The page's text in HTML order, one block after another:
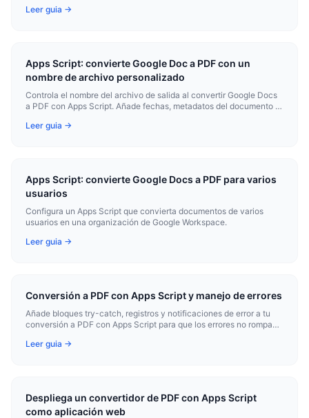
Leer guia →
Apps Script: convierte Google Doc a PDF con un
nombre de archivo personalizado
Controla el nombre del archivo de salida al convertir Google Docs
a PDF con Apps Script. Añade fechas, metadatos del documento o
Leer guia →
Apps Script: convierte Google Docs a PDF para varios
usuarios
Configura un Apps Script que convierta documentos de varios
usuarios en una organización de Google Workspace.
Leer guia →
Conversión a PDF con Apps Script y manejo de errores
Añade bloques try-catch, registros y notificaciones de error a tu
conversión a PDF con Apps Script para que los errores no rompan
Leer guia →
Despliega un convertidor de PDF con Apps Script
como aplicación web